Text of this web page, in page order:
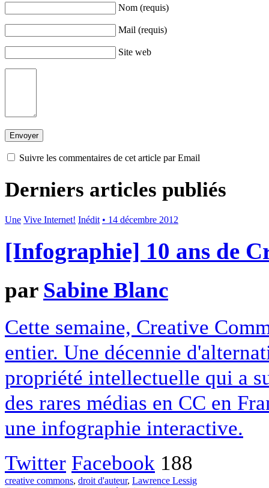
Nom (requis)
Mail (requis)
Site web
Suivre les commentaires de cet article par Email
Derniers articles publiés
Une Vive Internet! Inédit • 14 décembre 2012
[Infographie] 10 ans de
par Sabine Blanc
Cette semaine, Creative
entier. Une décennie
propriété intellectuelle qui a
des rares médias en CC en
une infographie interactive.
Twitter Facebook 188
creative commons, droit d'auteur, Lawrence Lessig